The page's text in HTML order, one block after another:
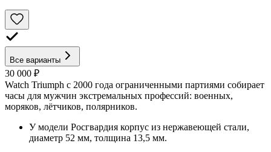
Все варианты
30 000 ₽
Watch Triumph с 2000 года ограниченными партиями собирает
часы для мужчин экстремальных профессий: военных,
моряков, лётчиков, полярников.
У модели Росгвардия корпус из нержавеющей стали,
диаметр 52 мм, толщина 13,5 мм.